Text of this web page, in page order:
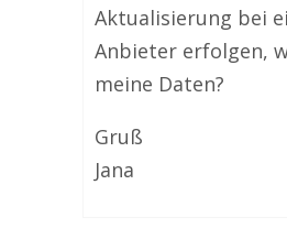
Aktualisierung bei
Anbieter erfolgen,
meine Daten?
Gruß
Jana